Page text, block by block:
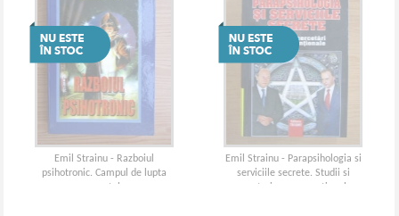
Emil Strainu - Razboiul
psihotronic. Campul de lupta
mental
Emil Strainu - Parapsihologia si
serviciile secrete. Studii si
cercetari nonconventionale